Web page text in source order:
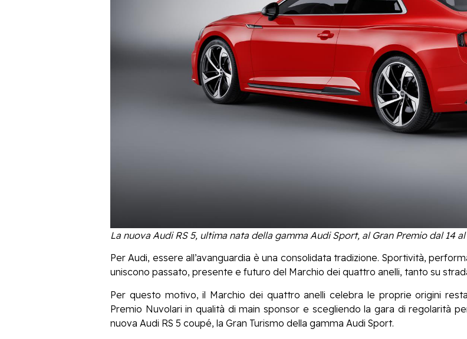
La nuova Audi RS 5, ultima nata della gamma Audi Sport, al Gran Premio dal 14
Per Audi, essere all’avanguardia è una consolidata tradizione. Sportività,
uniscono passato, presente e futuro del Marchio dei quattro anelli, tanto su
Per questo motivo, il Marchio dei quattro anelli celebra le proprie origini
Premio Nuvolari in qualità di main sponsor e scegliendo la gara di regolarità
nuova Audi RS 5 coupé, la Gran Turismo della gamma Audi Sport.